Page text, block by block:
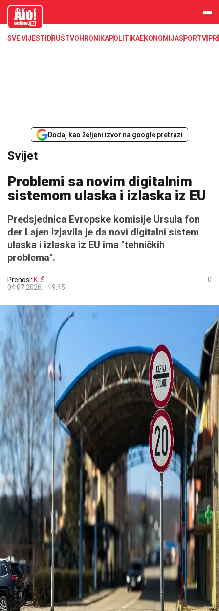
aloonline.b
SVE VIJESTI DRUŠTVOHRONIKAPOLITIKAEKONOMIJASPORTVIP
Dodaj kao željeni izvor na google pretrazi
Svijet
Problemi sa novim digitalnim
sistemom ulaska i izlaska iz EU
Predsjednica Evropske komisije Ursula fon
der Lajen izjavila je da novi digitalni sistem
ulaska i izlaska iz EU ima "tehničkih
problema".
Prenosi: K. Š.
04.07.2026.
19:45
0